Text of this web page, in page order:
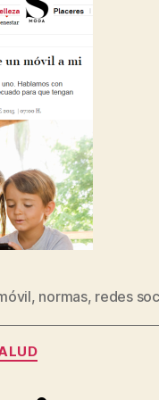
, normas, redes